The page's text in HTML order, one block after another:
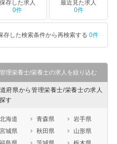
保存した求人
0件
最近見た求人
0件
存した検索条件から再検索する 0件
管理栄養士/栄養士の求人を絞り込む
府県から管理栄養士/栄養士の求人
す
北海道 青森県
岩手県
宮城県
秋田県
山形県